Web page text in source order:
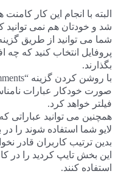
البته با انجام این کار
شد و خودتان هم نمی توانید
شما می توانید از طریق
پروفایل انتخاب کنید که چه
بگذارند.
صورت خودکار عبارات
فیلتر خواهد کرد.
همچنین می توانید عباراتی
بدین ترتیب کاربران قادر
این بخش تایپ کردید را در
استفاده کنند.